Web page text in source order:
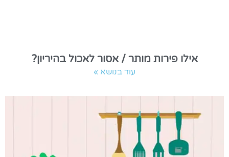
אילו פירות מותר / אסור לאכול בהיריון?
עוד בנושא »